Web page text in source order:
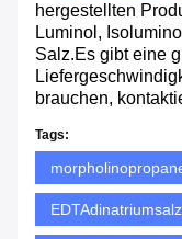
hergestellten
Luminol,
Salz.Es gibt eine
brauchen,
Tags: